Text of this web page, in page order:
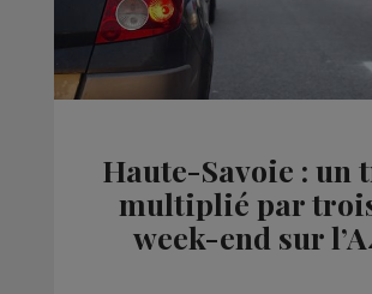
Haute-Savoie : un
multiplié par
week-end sur